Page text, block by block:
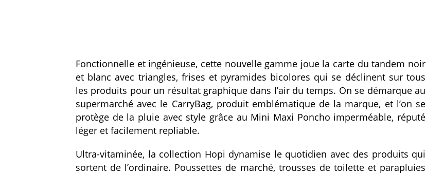
Fonctionnelle et ingénieuse, cette nouvelle gamme joue la carte du tandem noir
et blanc avec triangles, frises et pyramides bicolores qui se déclinent sur tous
les produits pour un résultat graphique dans l’air du temps. On se démarque au
supermarché avec le CarryBag, produit emblématique de la marque, et l’on se
protège de la pluie avec style grâce au Mini Maxi Poncho imperméable, réputé
léger et facilement repliable.
Ultra-vitaminée, la collection Hopi dynamise le quotidien avec des produits qui
sortent de l’ordinaire. Poussettes de marché, trousses de toilette et parapluies